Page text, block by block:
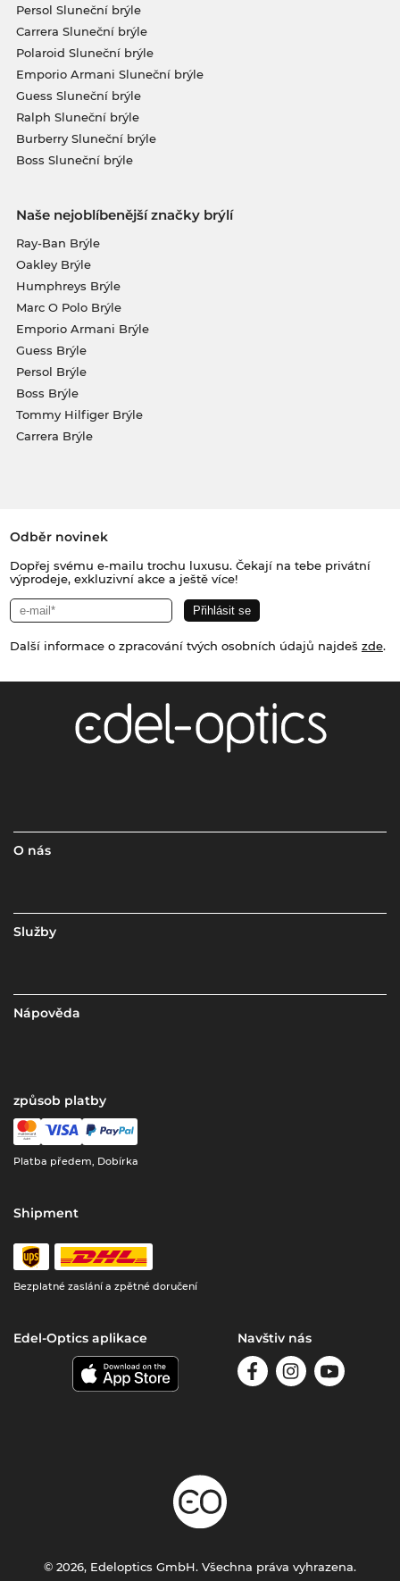
Persol Sluneční brýle
Carrera Sluneční brýle
Polaroid Sluneční brýle
Emporio Armani Sluneční brýle
Guess Sluneční brýle
Ralph Sluneční brýle
Burberry Sluneční brýle
Boss Sluneční brýle
Naše nejoblíbenější značky brýlí
Ray-Ban Brýle
Oakley Brýle
Humphreys Brýle
Marc O Polo Brýle
Emporio Armani Brýle
Guess Brýle
Persol Brýle
Boss Brýle
Tommy Hilfiger Brýle
Carrera Brýle
Odběr novinek
Dopřej svému e-mailu trochu luxusu. Čekají na tebe privátní
výprodeje, exkluzivní akce a ještě více!
Další informace o zpracování tvých osobních údajů najdeš zde.
O nás
Služby
Nápověda
způsob platby
Platba předem, Dobírka
Shipment
Bezplatné zaslání a zpětné doručení
Edel-Optics aplikace Navštiv nás
© 2026, Edeloptics GmbH. Všechna práva vyhrazena.